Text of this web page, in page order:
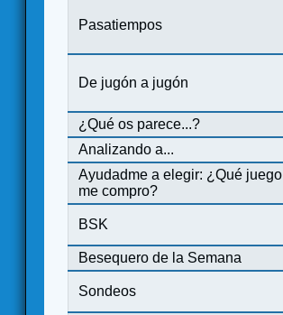
Pasatiempos
De jugón a jugón
¿Qué os parece...?
Analizando a...
Ayudadme a elegir: ¿Qué juego
me compro?
BSK
Besequero de la Semana
Sondeos